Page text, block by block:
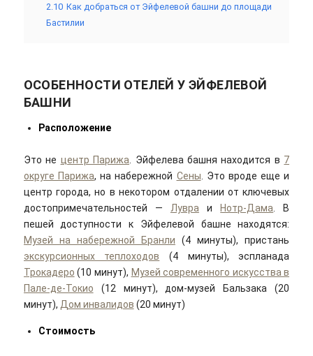
2.10 Как добраться от Эйфелевой башни до площади
Бастилии
ОСОБЕННОСТИ ОТЕЛЕЙ У ЭЙФЕЛЕВОЙ
БАШНИ
Расположение
Это не центр Парижа . Эйфелева башня находится в 7
округе Парижа, на набережной Сены . Это вроде еще и
центр города, но в некотором отдалении от ключевых
достопримечательностей — Лувра и Нотр-Дама . В
пешей доступности к Эйфелевой башне находятся:
Музей на набережной Бранли (4 минуты), пристань
экскурсионных теплоходов (4 минуты), эспланада
Трокадеро (10 минут), Музей современного искусства в
Пале-де-Токио (12 минут), дом-музей Бальзака (20
минут), Дом инвалидов (20 минут)
Стоимость